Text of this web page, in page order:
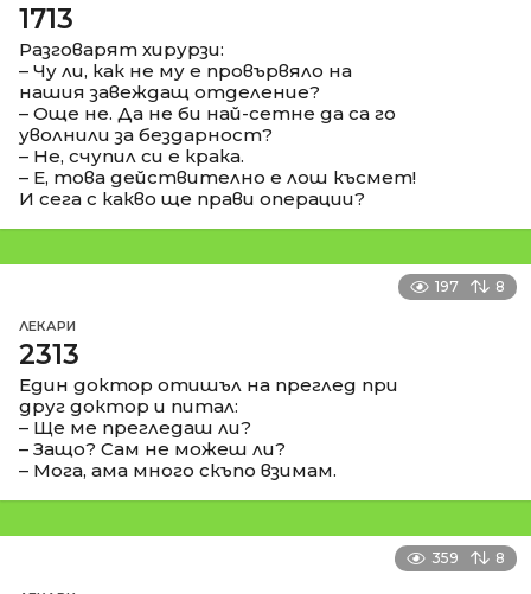
1713
Разговарят хирурзи:
– Чу ли, как не му е провървяло на
нашия завеждащ отделение?
– Още не. Да не би най-сетне да са го
уволнили за бездарност?
– Не, счупил си е крака.
– Е, това действително е лош късмет!
И сега с какво ще прави операции?
197 8
ЛЕКАРИ
2313
Един доктор отишъл на преглед при
друг доктор и питал:
– Ще ме прегледаш ли?
– Защо? Сам не можеш ли?
– Мога, ама много скъпо взимам.
359 8